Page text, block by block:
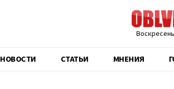
НОВОСТИ CТАТЬИ МНЕНИЯ